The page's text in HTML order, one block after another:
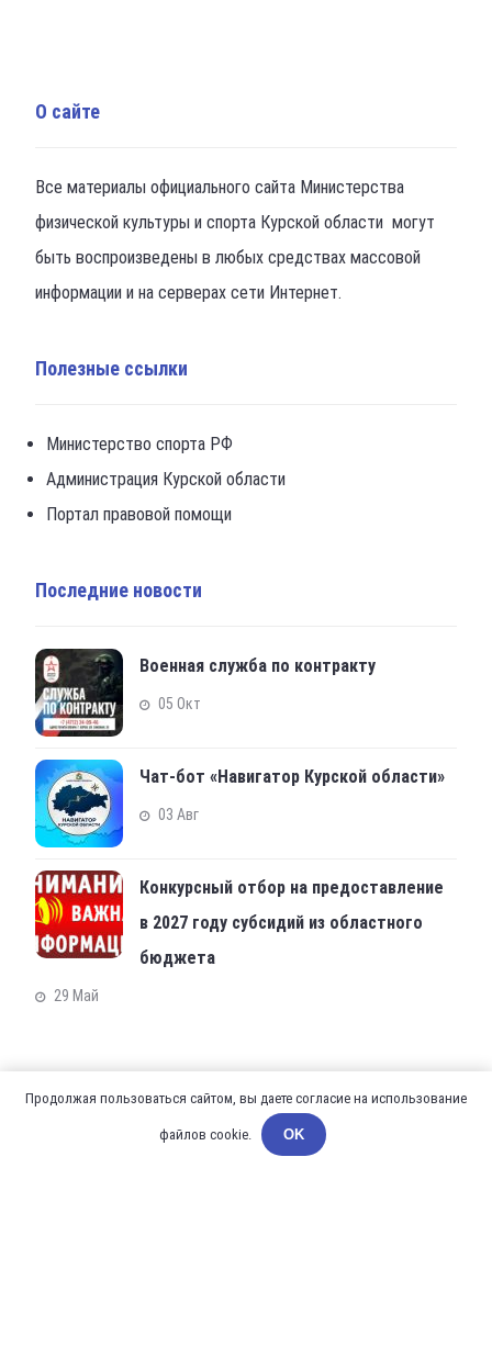
О сайте
Все материалы официального сайта Министерства
физической культуры и спорта Курской области могут
быть воспроизведены в любых средствах массовой
информации и на серверах сети Интернет.
Полезные ссылки
Министерство спорта РФ
Администрация Курской области
Портал правовой помощи
Последние новости
Военная служба по контракту
05 Окт
Чат-бот «Навигатор Курской области»
03 Авг
Конкурсный отбор на предоставление
в 2027 году субсидий из областного
бюджета
29 Май
305000, г.Курск, Красная площадь, д.6
Продолжая пользоваться сайтом, вы даете согласие на использование
файлов cookie. OK